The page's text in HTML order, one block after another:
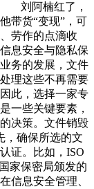
刘阿楠红了，
带货“变现”，可
劳作的点滴收
息安全与隐私保
务的发展，文件
理这些不再需要
此，选择一家专
一些关键要素，
决策。文件销毁
，确保所选的文
证。比如，ISO
家保密局颁发的
信息安全管理、